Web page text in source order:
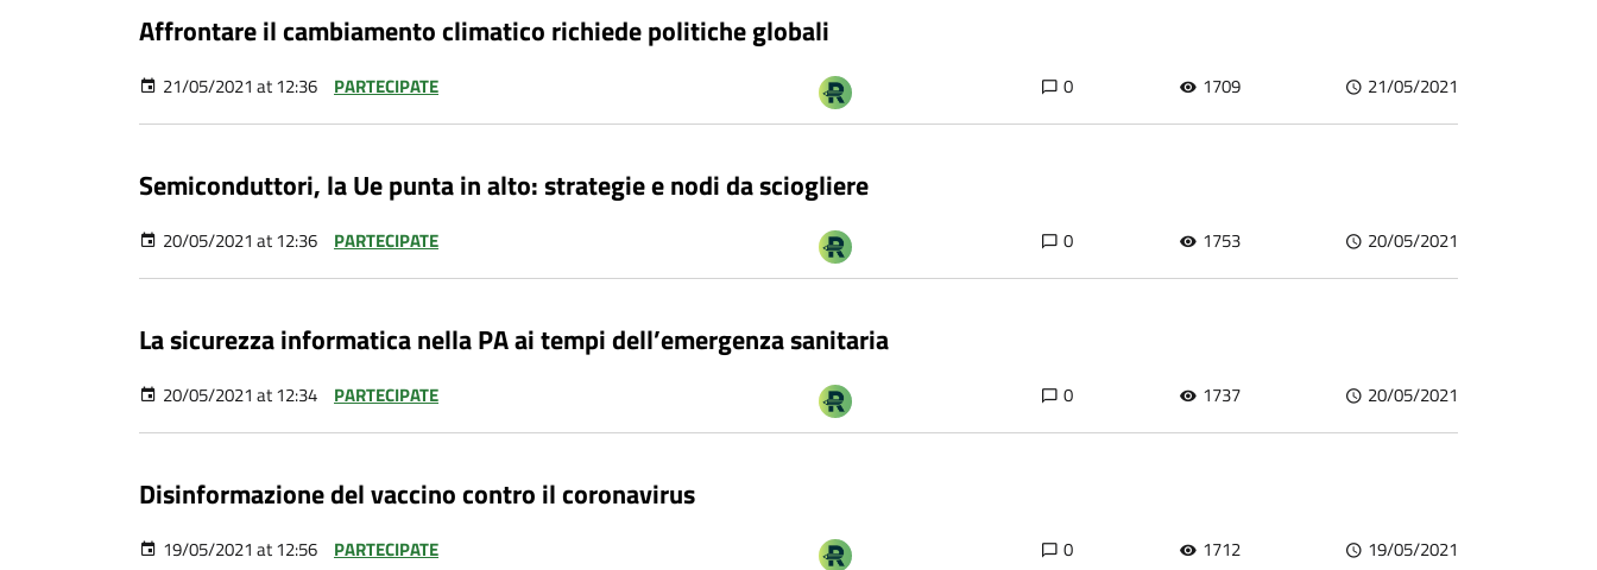
Affrontare il cambiamento climatico richiede politiche globali
21/05/2021 at 12:36 PARTECIPATE 0 1709 21/05/2021
Semiconduttori, la Ue punta in alto: strategie e nodi da sciogliere
20/05/2021 at 12:36 PARTECIPATE 0 1753 20/05/2021
La sicurezza informatica nella PA ai tempi dell’emergenza sanitaria
20/05/2021 at 12:34 PARTECIPATE 0 1737 20/05/2021
Disinformazione del vaccino contro il coronavirus
19/05/2021 at 12:56 PARTECIPATE 0 1712 19/05/2021